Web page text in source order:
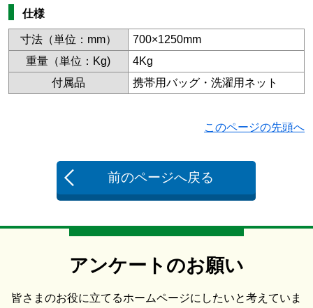
仕様
寸法（単位：mm）
700×1250mm
重量（単位：Kg)
4Kg
付属品
携帯用バッグ・洗濯用ネット
このページの先頭へ
前のページへ戻る
アンケートのお願い
皆さまのお役に立てるホームページにしたいと考えていま